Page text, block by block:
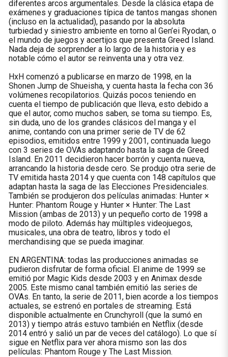
diferentes arcos argumentales. Desde la clásica etapa de
exámenes y graduaciones típica de tantos mangas shonen
(incluso en la actualidad), pasando por la absoluta
turbiedad y siniestro ambiente en torno al Gen’ei Ryodan, o
el mundo de juegos y acertijos que presenta Greed Island.
Nada deja de sorprender a lo largo de la historia y es
notable cómo el autor se reinventa una y otra vez.
HxH comenzó a publicarse en marzo de 1998, en la
Shonen Jump de Shueisha, y cuenta hasta la fecha con 36
volúmenes recopilatorios. Quizás pocos teniendo en
cuenta el tiempo de publicación que lleva, esto debido a
que el autor, como muchos saben, se toma su tiempo. Es,
sin duda, uno de los grandes clásicos del manga y el
anime, contando con una primer serie de TV de 62
episodios, emitidos entre 1999 y 2001, continuada luego
con 3 series de OVAs adaptando hasta la saga de Greed
Island. En 2011 decidieron hacer borrón y cuenta nueva,
arrancando la historia desde cero. Se produjo otra serie de
TV emitida hasta 2014 y que cuenta con 148 capítulos que
adaptan hasta la saga de las Elecciones Presidenciales.
También se produjeron dos películas animadas: Hunter ×
Hunter: Phantom Rouge y Hunter × Hunter: The Last
Mission (ambas de 2013) y un pequeño corto de 1998 a
modo de piloto. Además hay múltiples videojuegos,
musicales, una obra de teatro, libros y todo el
merchandising que se pueda imaginar.
EN ARGENTINA: todas las producciones animadas se
pudieron disfrutar de forma oficial. El anime de 1999 se
emitió por Magic Kids desde 2003 y en Animax desde
2005. Este mismo canal también emitió las series de
OVAs. En tanto, la serie de 2011, bien acorde a los tiempos
actuales, se estrenó en portales de streaming. Está
disponible actualmente en Crunchyroll (que la sumó en
2013) y tiempo atrás estuvo también en Netflix (desde
2014 entró y salió un par de veces del catálogo). Lo que sí
sigue en Netflix para ver ahora mismo son las dos
películas: Phantom Rouge y The Last Mission.